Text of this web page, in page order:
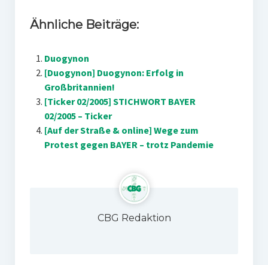
Ähnliche Beiträge:
Duogynon
[Duogynon] Duogynon: Erfolg in
Großbritannien!
[Ticker 02/2005] STICHWORT BAYER
02/2005 – Ticker
[Auf der Straße & online] Wege zum
Protest gegen BAYER – trotz Pandemie
CBG Redaktion